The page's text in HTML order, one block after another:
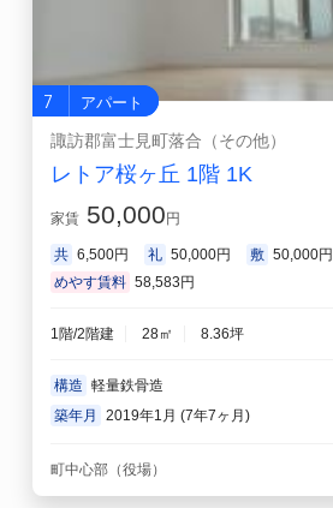
7 アパート
諏訪郡富士見町落合（その他）
レトア桜ヶ丘 1階 1K
家賃 50,000円
共 6,500円 礼 50,000円 敷 50,000円
めやす賃料 58,583円
1階/2階建 28㎡ 8.36坪
構造 軽量鉄骨造
築年月
2019年1月 (7年7ヶ月)
町中心部（役場）